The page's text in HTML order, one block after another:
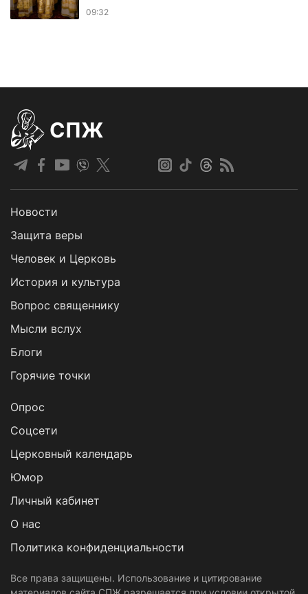
09:32
СПЖ
Новости
Защита веры
Человек и Церковь
История и культура
Вопрос священнику
Мысли вслух
Блоги
Горячие точки
Опрос
Cоцсети
Церковный календарь
Юмор
Личный кабинет
О нас
Политика конфиденциальности
Все права защищены. Использование и цитирование